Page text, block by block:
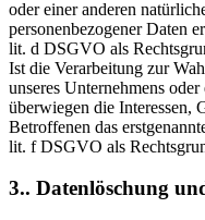
oder einer anderen
personenbezogener Daten
lit. d DSGVO als
Ist die Verarbeitung zur
unseres Unternehmens
überwiegen die Interessen,
Betroffenen das
lit. f DSGVO als
3.. Datenlöschung